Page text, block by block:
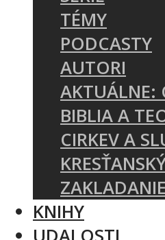
TÉMY
PODCASTY
AUTORI
AKTUÁLNE:
BIBLIA A
CIRKEV A
KNIHY